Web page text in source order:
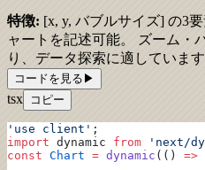
特徴: [x, y, バブルサイズ] の3
ャートを記述可能。 ズーム・
り、データ探索に適しています
コードを見る ▶
tsx コピー
'use client' ;
import dynamic from 'next/
const Chart = dynamic (() =>